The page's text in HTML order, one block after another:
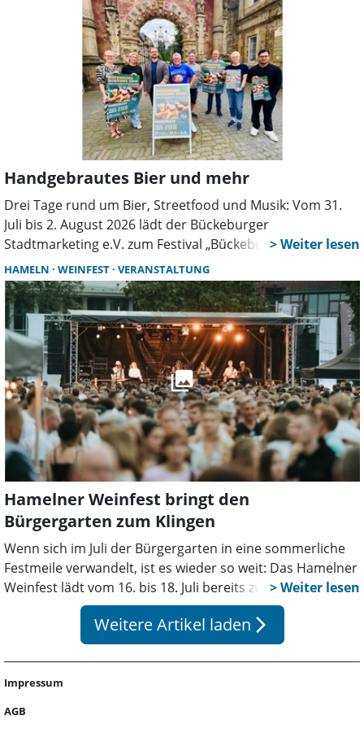
Handgebrautes Bier und mehr
Drei Tage rund um Bier, Streetfood und Musik: Vom 31.
Juli bis 2. August 2026 lädt der Bückeburger
Stadtmarketing e.V. zum Festival „Bückeburg schäumt
über“ ein. Fünf regionale Brauereien, Livemusik und ein
vielfältiges Rahmenprogramm machen die Veranstaltung
zu einem Treffpunkt für Besucherinnen und Besucher.
HAMELN WEINFEST VERANSTALTUNG
Hamelner Weinfest bringt den
Bürgergarten zum Klingen
Wenn sich im Juli der Bürgergarten in eine sommerliche
Festmeile verwandelt, ist es wieder so weit: Das Hamelner
Weinfest lädt vom 16. bis 18. Juli bereits zum 36. Mal zum
Genießen und Verweilen ein. Für viele in der Region
gehört das Wochenende längst fest zum Jahreskalender,
als ein Treffpunkt für Freunde, Familien und Rückkehrer,
die ihre alte Heimat besuchen.
Weitere Artikel laden arrow_forward_ios
Impressum
AGB